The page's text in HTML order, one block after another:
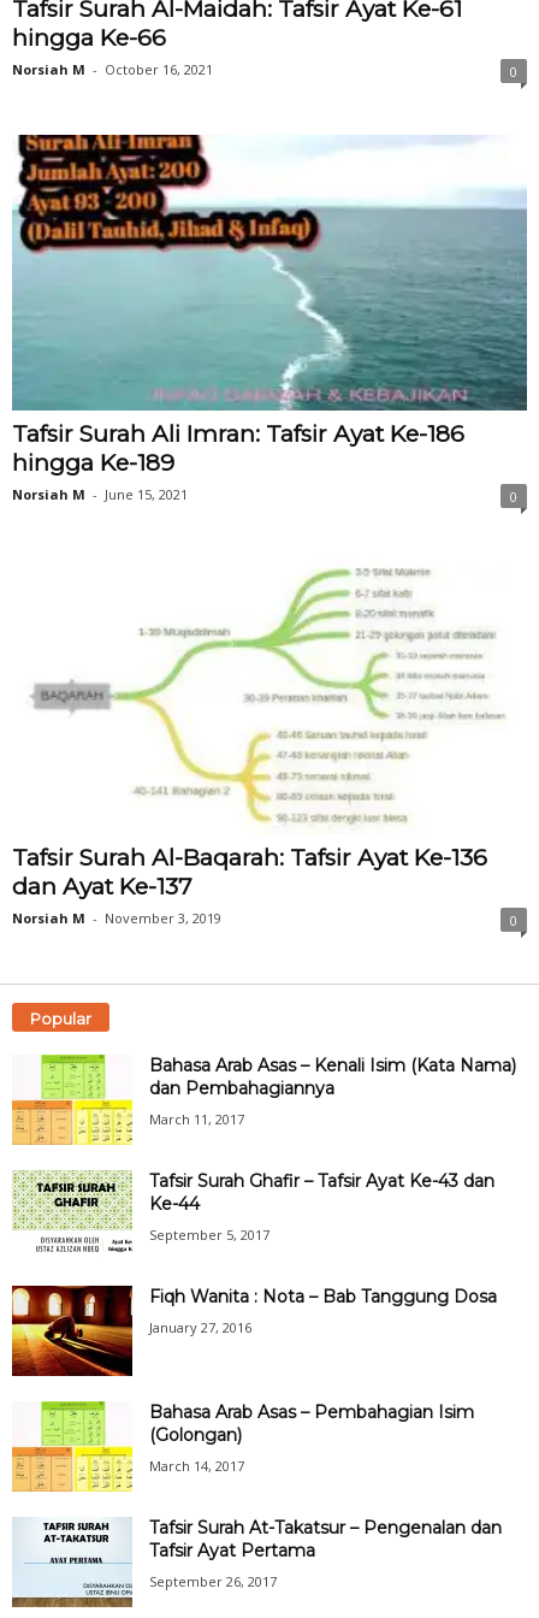
Tafsir Surah Al-Maidah: Tafsir Ayat Ke-61
hingga Ke-66
Norsiah M - October 16, 2021 0
Tafsir Surah Ali Imran: Tafsir Ayat Ke-186
hingga Ke-189
Norsiah M - June 15, 2021 0
Tafsir Surah Al-Baqarah: Tafsir Ayat Ke-136
dan Ayat Ke-137
Norsiah M - November 3, 2019 0
Popular
Bahasa Arab Asas – Kenali Isim (Kata Nama)
dan Pembahagiannya
March 11, 2017
Tafsir Surah Ghafir – Tafsir Ayat Ke-43 dan
Ke-44
September 5, 2017
Fiqh Wanita : Nota – Bab Tanggung Dosa
January 27, 2016
Bahasa Arab Asas – Pembahagian Isim
(Golongan)
March 14, 2017
Tafsir Surah At-Takatsur – Pengenalan dan
Tafsir Ayat Pertama
September 26, 2017